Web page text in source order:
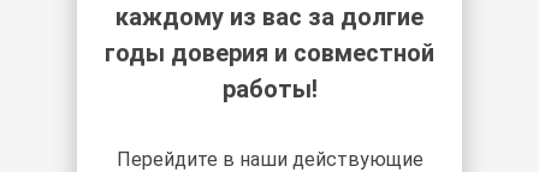
каждому из вас за долгие
годы доверия и совместной
работы!
Перейдите в наши действующие